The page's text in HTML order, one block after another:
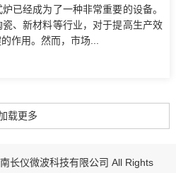
已经成为了一种非常重要的设备。
、新材料等行业，对于提高生产效
作用。然而，市场...
长仪微波科技有限公司 All Rights